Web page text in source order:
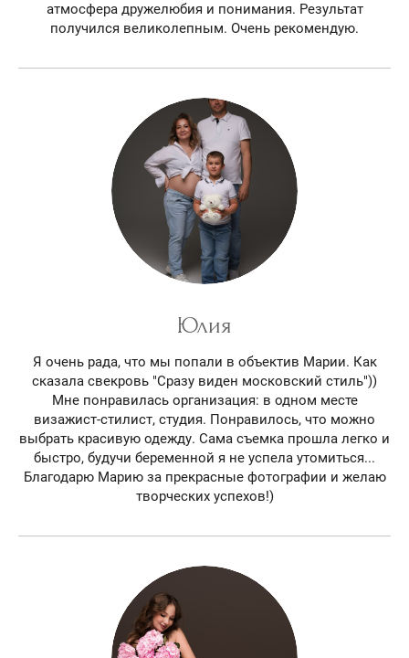
атмосфера дружелюбия и понимания. Результат
получился великолепным. Очень рекомендую.
Юлия
Я очень рада, что мы попали в объектив Марии. Как
сказала свекровь "Сразу виден московский стиль"))
Мне понравилась организация: в одном месте
визажист-стилист, студия. Понравилось, что можно
выбрать красивую одежду. Сама съемка прошла легко и
быстро, будучи беременной я не успела утомиться...
Благодарю Марию за прекрасные фотографии и желаю
творческих успехов!)